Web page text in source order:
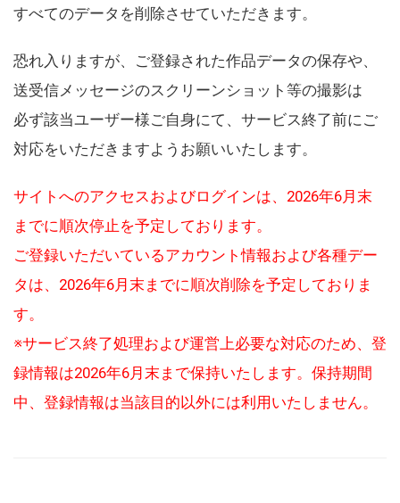
すべてのデータを削除させていただきます。
恐れ入りますが、ご登録された作品データの保存や、
送受信メッセージのスクリーンショット等の撮影は
必ず該当ユーザー様ご自身にて、サービス終了前にご
対応をいただきますようお願いいたします。
サイトへのアクセスおよびログインは、2026年6月末
までに順次停止を予定しております。
ご登録いただいているアカウント情報および各種デー
タは、2026年6月末までに順次削除を予定しておりま
す。
※サービス終了処理および運営上必要な対応のため、登
録情報は2026年6月末まで保持いたします。保持期間
中、登録情報は当該目的以外には利用いたしません。